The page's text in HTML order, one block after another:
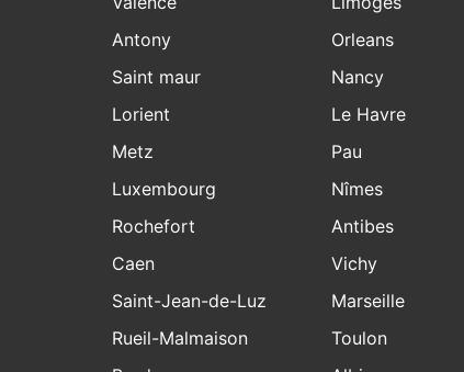
Antony
Saint maur
Lorient
Metz
Luxembourg
Rochefort
Orleans
Nancy
Le Havre
Pau
Nîmes
Antibes
Caen
Saint-Jean-de-Luz
Rueil-Malmaison
Vichy
Marseille
Toulon